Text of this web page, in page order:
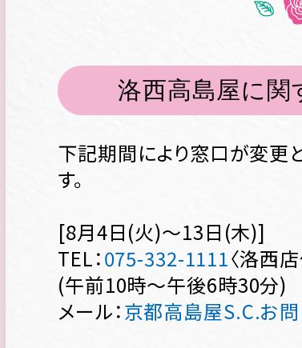
洛西高島屋に関
下記期間により窓口が変更
す。
[8月4日(火)～13日(木)]
TEL：075-332-1111〈洛西
(午前10時～午後6時30分)
メール：京都高島屋S.C.お